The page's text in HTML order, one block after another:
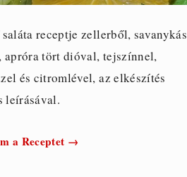
receptje zellerből, savanykás
apróra tört dióval, tejszínnel,
és citromlével, az elkészítés
leírásával.
a Receptet Waldorf
→